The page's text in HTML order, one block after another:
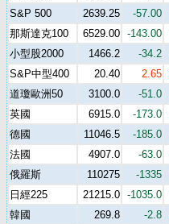
S&P 500
2639.25 -57.00
那斯達克100
6529.00 -143.00
小型股2000
1466.2 -34.2
S&P中型400
20.40 2.65
道瓊歐洲50
3100.0 -51.0
英國
6915.0 -173.0
德國
11046.5 -185.0
法國
4907.0 -63.0
俄羅斯
110275 -1335
日經225
21215.0 -1035.0
韓國
269.8 -2.8